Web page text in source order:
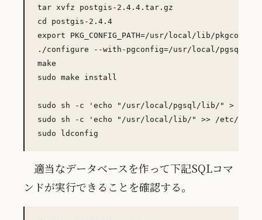
tar xvfz postgis-2.4.4.tar.gz
cd postgis-2.4.4
export PKG_CONFIG_PATH=/usr/local/lib/pkgconfig
./configure --with-pgconfig=/usr/local/pgsql/
make
sudo make install
sudo sh -c 'echo "/usr/local/pgsql/lib/" > /
sudo sh -c 'echo "/usr/local/lib/" >> /etc/
適当なデータベースを作って下記SQLコマ
ンドが実行できることを確認する。